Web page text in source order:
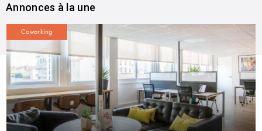
Annonces à la une
Coworking